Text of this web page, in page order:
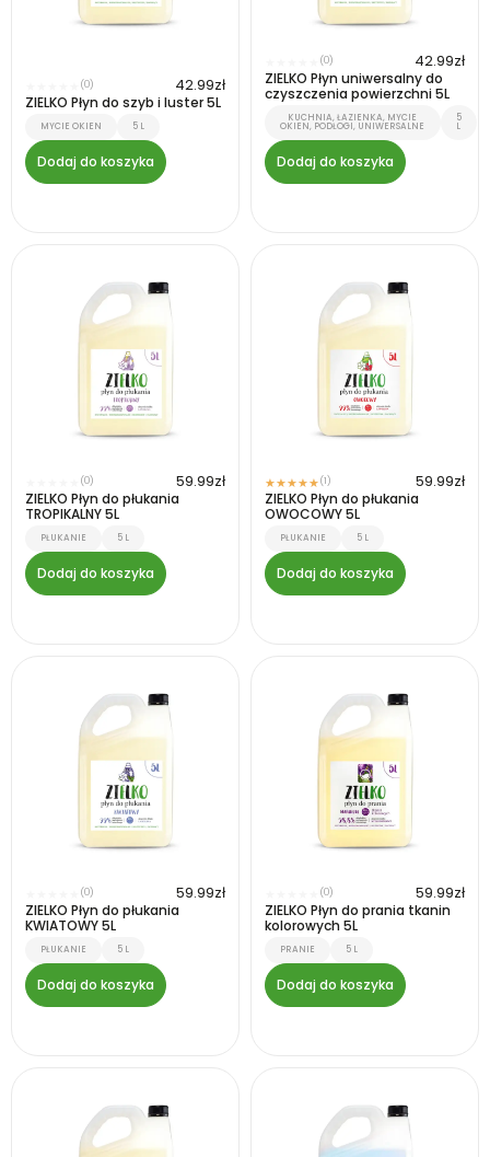
(0) 42.99zł
ZIELKO Płyn do szyb i luster 5L
MYCIE OKIEN 5 L
Dodaj do koszyka
(0) 42.99zł
ZIELKO Płyn uniwersalny do
czyszczenia powierzchni 5L
KUCHNIA, ŁAZIENKA, MYCIE
OKIEN, PODŁOGI, UNIWERSALNE
5
L
Dodaj do koszyka
(0) 59.99zł
ZIELKO Płyn do płukania
TROPIKALNY 5L
PŁUKANIE 5 L
Dodaj do koszyka
★★★★★(1) 59.99zł
ZIELKO Płyn do płukania
OWOCOWY 5L
PŁUKANIE 5 L
Dodaj do koszyka
(0) 59.99zł
ZIELKO Płyn do płukania
KWIATOWY 5L
PŁUKANIE 5 L
Dodaj do koszyka
(0) 59.99zł
ZIELKO Płyn do prania tkanin
kolorowych 5L
PRANIE 5 L
Dodaj do koszyka